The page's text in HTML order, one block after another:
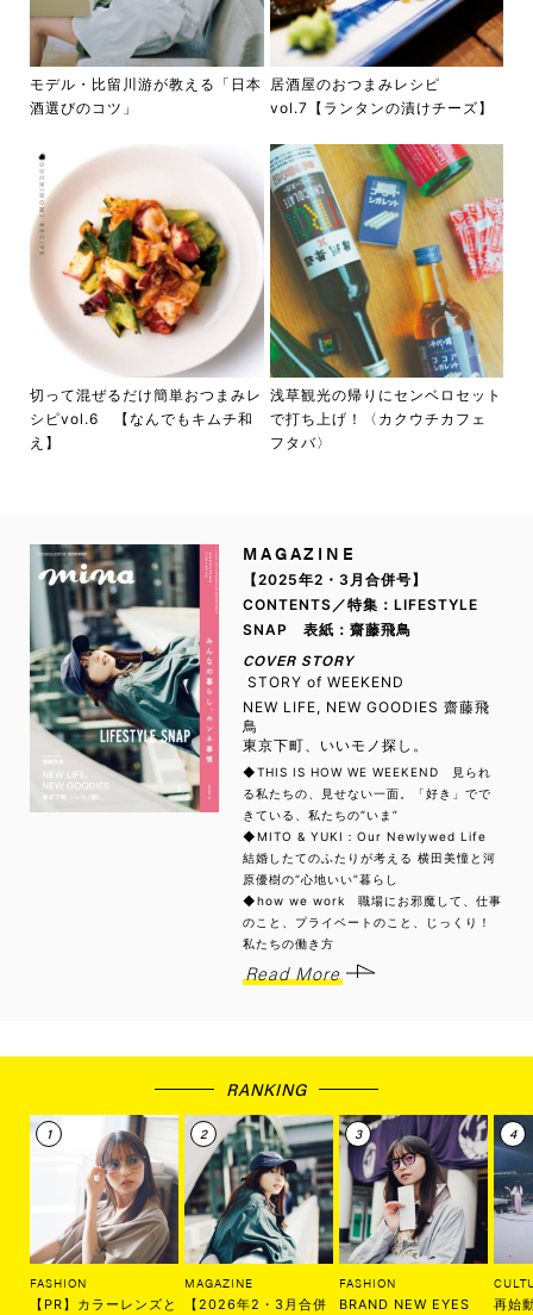
モデル・比留川游が教える「日本
酒選びのコツ」
居酒屋のおつまみレシピ
vol.7【ランタンの漬けチーズ】
切って混ぜるだけ簡単おつまみレ
シピvol.6 【なんでもキムチ和
え】
浅草観光の帰りにセンベロセット
で打ち上げ！〈カクウチカフェ
フタバ〉
MAGAZINE
【2025年2・3月合併号】
CONTENTS／特集：LIFESTYLE
SNAP 表紙：齋藤飛鳥
COVER STORY
STORY of WEEKEND
NEW LIFE, NEW GOODIES 齋藤飛
鳥
東京下町、いいモノ探し。
◆THIS IS HOW WE WEEKEND 見られ
る私たちの、見せない一面。「好き」でで
きている、私たちの“いま”
◆MITO & YUKI：Our Newlywed Life
結婚したてのふたりが考える 横田美憧と河
原優樹の“心地いい”暮らし
◆how we work 職場にお邪魔して、仕事
のこと、プライベートのこと、じっくり！
私たちの働き方
Read More
RANKING
FASHION
【PR】カラーレンズと
MAGAZINE
【2026年2・3月合併
FASHION
BRAND NEW EYES
再始